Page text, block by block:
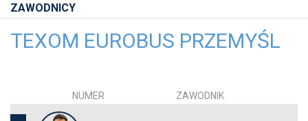
ZAWODNICY
TEXOM EUROBUS PRZEMYŚL
NUMER ZAWODNIK